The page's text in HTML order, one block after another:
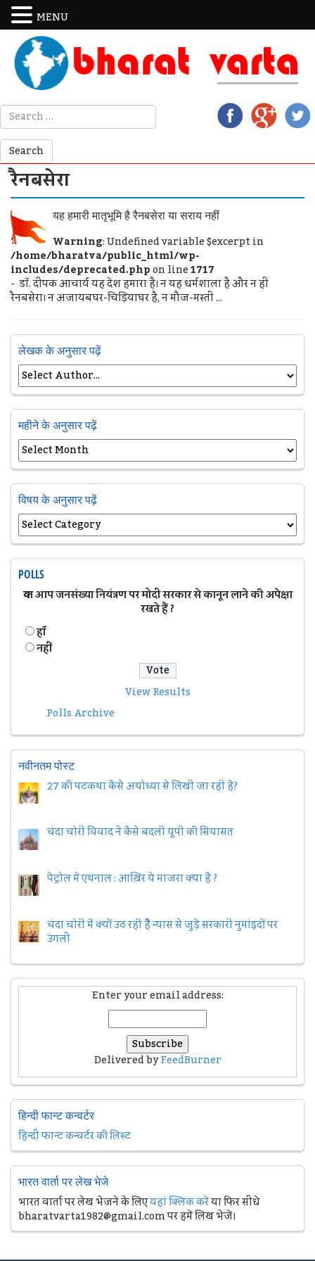
रैनबसेरा
यह हमारी मातृभूमि है रैनबसेरा या सराय नहीं
Warning: Undefined variable $excerpt in
/home/bharatva/public_html/wp-
includes/deprecated.phpon line1717
- डॉ. दीपक आचार्य यह देश हमारा है। न यह धर्मशाला है और न ही
रैनबसेरा। न अजायबघर-चिड़ियाघर है, न मौज-मस्ती ...
लेखक के अनुसार पढ़ें
महीने के अनुसार पढ़ें
विषय के अनुसार पढ़ें
POLLS
क्या आप जनसंख्या नियंत्रण पर मोदी सरकार से कानून लाने की अपेक्षा
रखते हैं ?
हॉं
नहीं
View Results
Polls Archive
नवीनतम पोस्ट
27 की पटकथा कैसे अयोध्या से लिखी जा रही है?
चंदा चोरी विवाद ने कैसे बदली यूपी की सियासत
पेट्रोल में एथनाल : आख़िर ये माजरा क्या है ?
चंदा चोरी में क्यों उठ रही हैैं न्यास से जुड़े सरकारी नुमांइदों पर
उंगली
Enter your email address:
Delivered byFeedBurner
हिन्दी फान्ट कन्वर्टर
हिन्दी फान्ट कन्वर्टर की लिस्ट
भारत वार्ता पर लेख भेजे
भारत वार्ता पर लेख भेजने के लिएयहां क्लिक करेंया फिर सीधे
bharatvarta1982@gmail.com पर हमें लिख भेजें।
MENU